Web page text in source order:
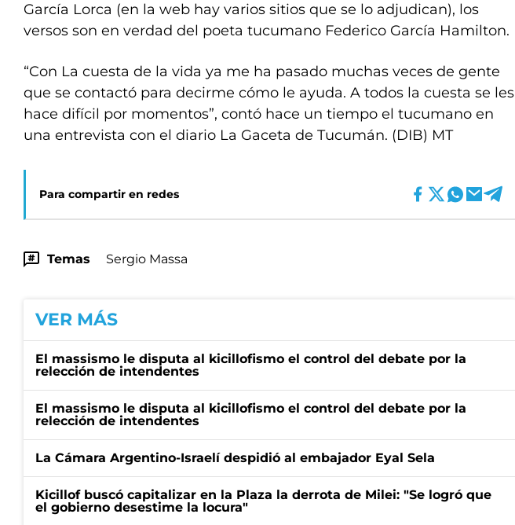
García Lorca (en la web hay varios sitios que se lo adjudican), los
versos son en verdad del poeta tucumano Federico García Hamilton.
“Con La cuesta de la vida ya me ha pasado muchas veces de gente
que se contactó para decirme cómo le ayuda. A todos la cuesta se les
hace difícil por momentos”, contó hace un tiempo el tucumano en
una entrevista con el diario La Gaceta de Tucumán. (DIB) MT
Para compartir en redes
Temas Sergio Massa
VER MÁS
El massismo le disputa al kicillofismo el control del debate por la
relección de intendentes
El massismo le disputa al kicillofismo el control del debate por la
relección de intendentes
La Cámara Argentino-Israelí despidió al embajador Eyal Sela
Kicillof buscó capitalizar en la Plaza la derrota de Milei: "Se logró que
el gobierno desestime la locura"